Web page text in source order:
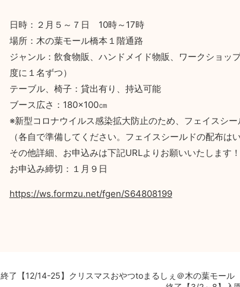
日時：２月５～７日 10時～17時
場所：木の葉モール橋本１階通路
ジャンル：飲食物販、ハンドメイド物販、ワークショッ
度に１名ずつ）
テーブル、椅子：貸出有り、持込可能
ブース広さ：180×100㎝
※新型コロナウイルス感染拡大防止のため、フェイスシー
（各自で準備してください。フェイスシールドの配布は
その他詳細、お申込みは下記URLよりお願いいたします！
お申込み締切：１月９日
https://ws.formzu.net/fgen/S64808199
終了【12/14-25】クリスマスおやつtoまるしぇ＠木の葉モール